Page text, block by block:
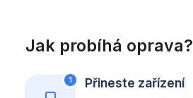
Jak probíhá oprava?
1 Přineste zařízení